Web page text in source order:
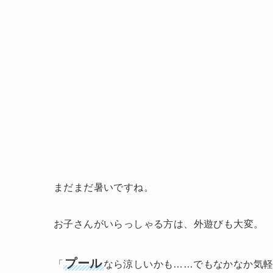
まだまだ暑いですね。
お子さんがいらっしゃる方は、外遊びも大変。
「プールなら涼しいかも……でもなかなか気